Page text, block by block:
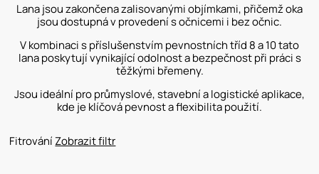
Lana jsou zakončena zalisovanými objímkami, přičemž oka
jsou dostupná v provedení s očnicemi i bez očnic.
V kombinaci s příslušenstvím pevnostních tříd 8 a 10 tato
lana poskytují vynikající odolnost a bezpečnost při práci s
těžkými břemeny.
Jsou ideální pro průmyslové, stavební a logistické aplikace,
kde je klíčová pevnost a flexibilita použití.
FitrováníZobrazit filtr